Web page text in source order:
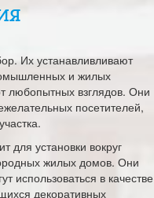
Их устанавливливают
и жилых
любопытных взглядов. Они
посетителей,
для установки вокруг
жилых домов. Они
использоваться в качестве
декоративных